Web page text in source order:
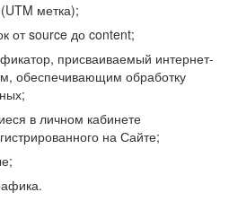
метка);
от source до content;
присваиваемый интернет-
обеспечивающим обработку
в личном кабинете
на Сайте;